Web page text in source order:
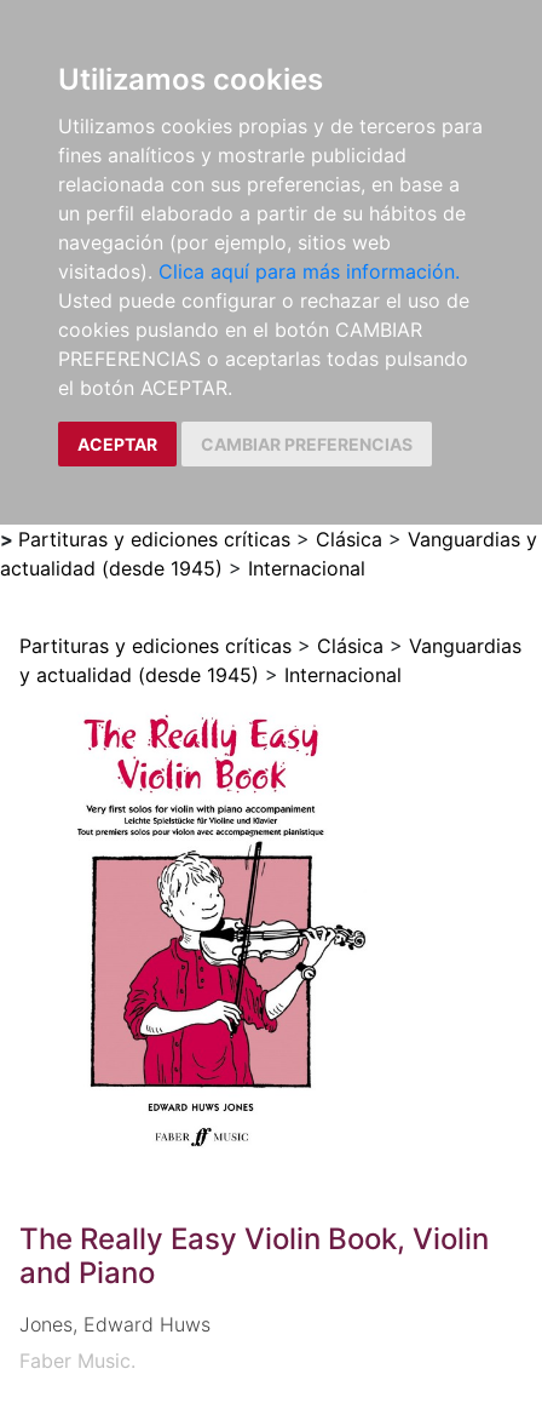
Utilizamos cookies
Utilizamos cookies propias y de terceros para
fines analíticos y mostrarle publicidad
relacionada con sus preferencias, en base a
un perfil elaborado a partir de su hábitos de
navegación (por ejemplo, sitios web
visitados). Clica aquí para más información.
Usted puede configurar o rechazar el uso de
cookies puslando en el botón CAMBIAR
PREFERENCIAS o aceptarlas todas pulsando
el botón ACEPTAR.
ACEPTAR CAMBIAR PREFERENCIAS
> Partituras y ediciones críticas > Clásica > Vanguardias y
actualidad (desde 1945) > Internacional
Partituras y ediciones críticas > Clásica > Vanguardias
y actualidad (desde 1945) > Internacional
The Really Easy Violin Book, Violin
and Piano
Jones, Edward Huws
Faber Music.